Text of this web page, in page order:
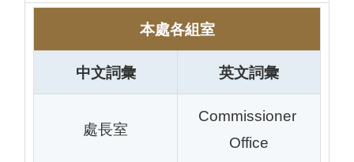
本處各組室
中文詞彙 英文詞彙
處長室
Commissioner
Office